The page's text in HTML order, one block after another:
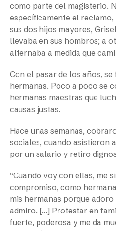
como parte del magisterio.
específicamente el
sus dos hijos mayores,
llevaba en sus hombros; a
alternaba a medida que
Con el pasar de los años,
hermanas. Poco a poco se
hermanas maestras que
causas justas.
Hace unas semanas,
sociales, cuando asistieron
por un salario y retiro
“Cuando voy con ellas, me
compromiso, como
mis hermanas porque adoro
admiro. […] Protestar en
fuerte, poderosa y me da